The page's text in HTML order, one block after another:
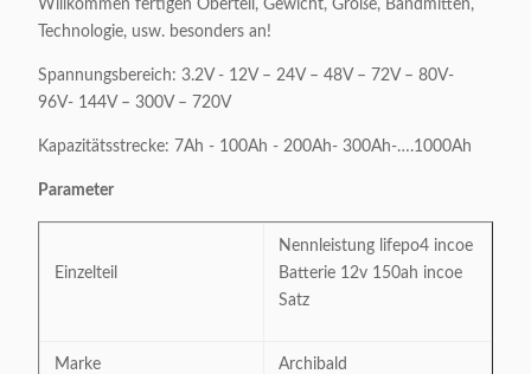
Willkommen fertigen Oberteil, Gewicht, Größe, Bandmitten,
Technologie, usw. besonders an!
Spannungsbereich: 3.2V - 12V – 24V – 48V – 72V – 80V-
96V- 144V – 300V – 720V
Kapazitätsstrecke: 7Ah - 100Ah - 200Ah- 300Ah-….1000Ah
Parameter
Einzelteil
Nennleistung lifepo4 incoe
Batterie 12v 150ah incoe
Satz
Marke Archibald